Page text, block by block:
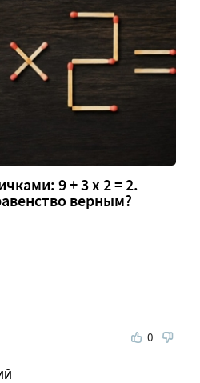
9 + 3 х 2 = 2.
верным?
0